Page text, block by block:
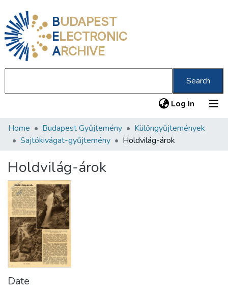
BUDAPEST
ELECTRONIC
ARCHIVE
Search
Log In (current)
Communities & Collections
Statistics
About us
Home Budapest Gyűjtemény
Különgyűjtemények
Sajtókivágat-gyűjtemény
Holdvilág-árok
Holdvilág-árok
Date